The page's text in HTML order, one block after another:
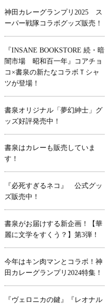
神田カレーグランプリ2025 ス
ーパー戦隊コラボグッズ販売！
『INSANE BOOKSTORE 続・暗
闇市場 昭和百一年』コアチョ
コ×書泉の新たなコラボＴシャ
ツが登場！
書泉オリジナル「夢幻紳士」グ
ッズ好評発売中！
書泉はカレーも販売していま
す！
『必死すぎるネコ』 公式グッ
ズ販売中！
書泉がお届けする新企画！【華
麗に文学をすくう？】第3弾！
今年はキン肉マンとコラボ！神
田カレーグランプリ2024特集！
『ヴェロニカの鍵』『レオナル